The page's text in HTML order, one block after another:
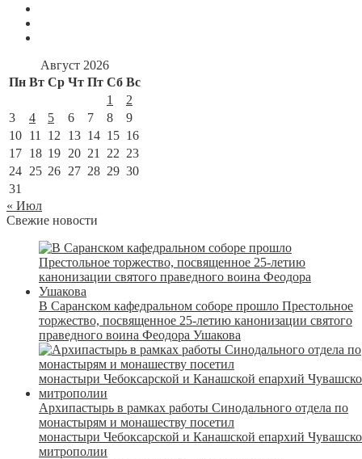
Август 2026
Пн Вт Ср Чт Пт Сб Вс
1
2
3
4 5 6 7 8
9
10 11 12 13 14 15 16
17 18 19 20 21 22 23
24 25 26 27 28 29 30
31
« Июл
Свежие новости
В Саранском кафедральном соборе прошло Престольное
торжество, посвященное 25-летию канонизации святого
праведного воина Феодора Ушакова
Архипастырь в рамках работы Синодального отдела по
монастырям и монашеству посетил
монастыри Чебоксарской и Канашской епархий
митрополии